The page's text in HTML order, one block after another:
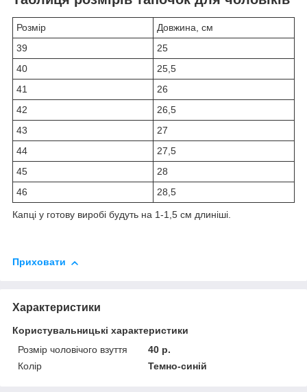
Розмір
Довжина, см
39
25
40
25,5
41
26
42
26,5
43
27
44
27,5
45
28
46
28,5
Капці у готову виробі будуть на 1-1,5 см длиніші.
Приховати
Характеристики
Користувальницькі характеристики
Розмір чоловічого взуття
40 р.
Колір
Темно-синій